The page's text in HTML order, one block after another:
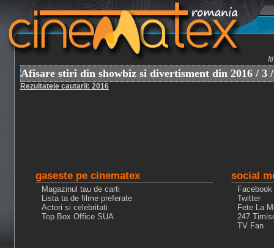
Afisare stiri din showbiz si divertisment din 2016 / 3
Rezultatele cautarii: 2016
gaseste pe cinematex
Magazinul tau de carti
Lista ta de filme preferate
Actori si celebritati
Top Box Office SUA
social
Facebook
Twitter
Fete La
247
TV Fan